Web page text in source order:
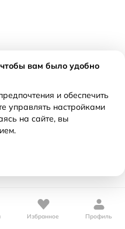
Избранное Профиль
вам было удобно
и обеспечить
управлять настройками
на сайте, вы